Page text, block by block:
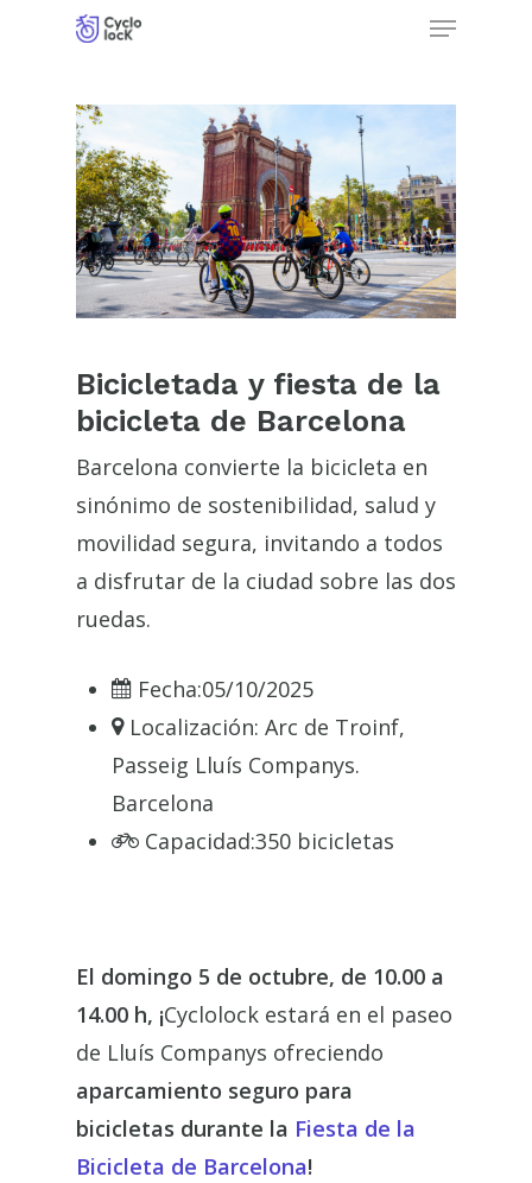
content
Menu
Bicicletada y fiesta de la
bicicleta de Barcelona
Barcelona convierte la bicicleta en
sinónimo de sostenibilidad, salud y
movilidad segura, invitando a todos
a disfrutar de la ciudad sobre las dos
ruedas.
Fecha:05/10/2025
Localización: Arc de Troinf,
Passeig Lluís Companys.
Barcelona
Capacidad:350 bicicletas
El domingo 5 de octubre, de 10.00 a
14.00 h, ¡Cyclolock estará en el paseo
de Lluís Companys ofreciendo
aparcamiento seguro para
bicicletas durante la Fiesta de la
Bicicleta de Barcelona!